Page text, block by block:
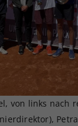
von links nach